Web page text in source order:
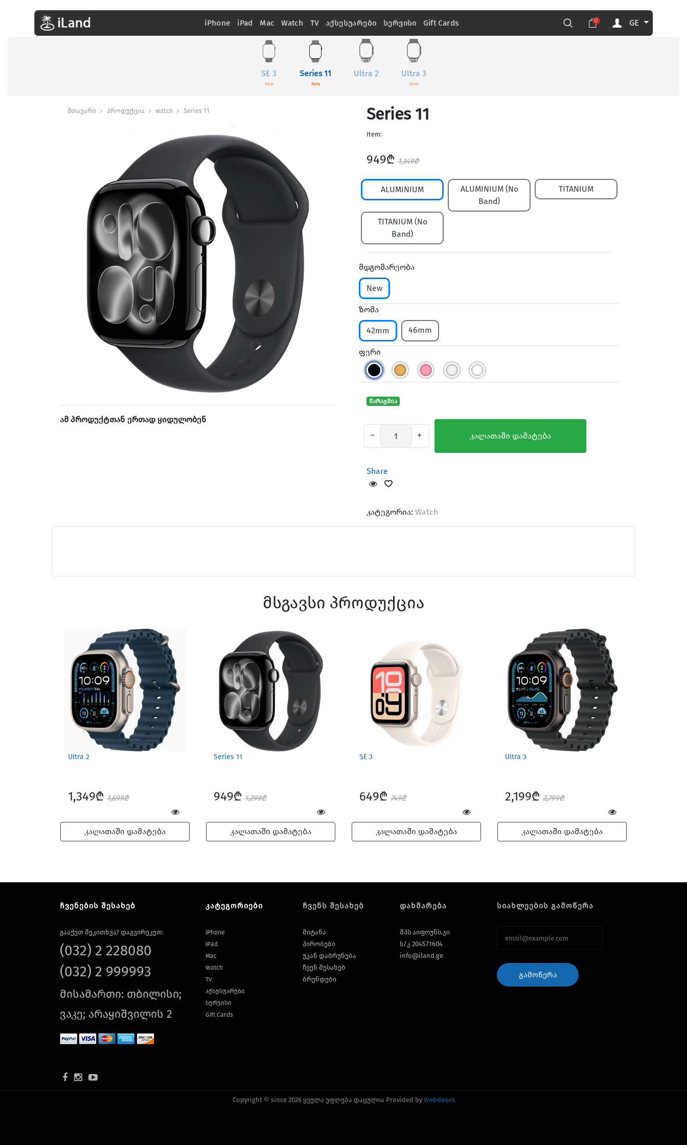
iPhone iPad Mac Watch TV აქსესუარები სერვისი Gift Cards 0 GE
SE 3
New
Series 11
New
Ultra 2 Ultra 3
New
მთავარი პროდუქცია watch Series 11
ამ პროდუქტთან ერთად ყიდულობენ
Series 11
Item:
949₾ 1,349₾
ALUMINIUM
ALUMINIUM (No
Band)
TITANIUM
TITANIUM (No
Band)
მდგომარეობა
New
ზომა
42mm 46mm
ფერი
მარაგშია
კალათაში დამატება
Share
კატეგორია: Watch
მსგავსი პროდუქცია
Ultra 2
1,349₾ 1,699₾
კალათაში დამატება
Series 11
949₾ 1,299₾
კალათაში დამატება
SE 3
649₾ 749₾
კალათაში დამატება
Ultra 3
2,199₾ 2,799₾
კალათაში დამატება
ჩვენების შესახებ
გააქვთ შეკითხვა? დაგვირეკეთ:
(032) 2 228080
(032) 2 999993
მისამართი: თბილისი;
ვაკე; არაყიშვილის 2
კატეგორიები
iPhone
iPad
Mac
Watch
TV
აქსესუარები
სერვისი
Gift Cards
ჩვენს შესახებ
მიტანა
პირობები
უკან დაბრუნება
ჩვენ შესახებ
ბრენდები
დახმარება
შპს აიფოუნს.ჯი
ს/კ 204571604
info@iland.ge
სიახლეების გამოწერა
ᲒᲐᲛᲝᲬᲔᲠᲐ
Copyright © since 2026 ყველა უფლება დაცულია Provided by Webdoors